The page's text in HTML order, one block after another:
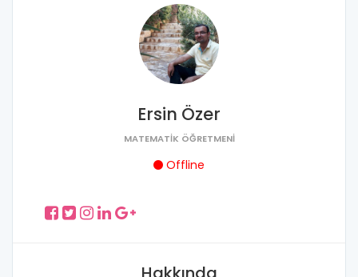
Ersin Özer
MATEMATIK ÖĞRETMENI
Offline